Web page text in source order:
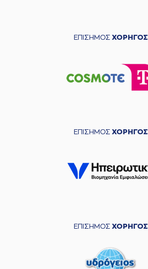
ΕΠΙΣΗΜΟΣ ΧΟΡΗΓΟΣ
ΕΠΙΣΗΜΟΣ ΧΟΡΗΓΟΣ
ΕΠΙΣΗΜΟΣ ΧΟΡΗΓΟΣ